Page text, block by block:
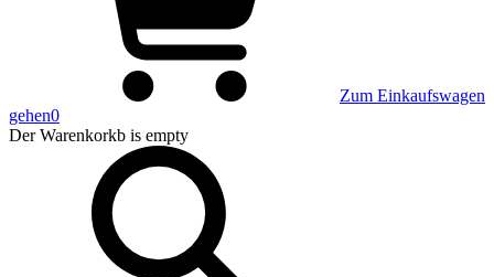
Zum Einkaufswagen
gehen0
Der Warenkorkb is empty